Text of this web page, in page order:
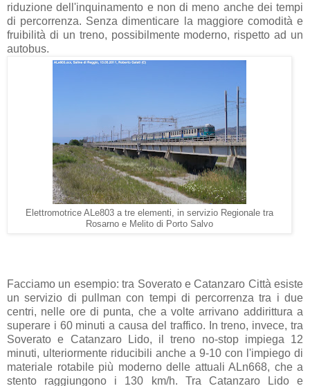
riduzione dell'inquinamento e non di meno anche dei tempi
di percorrenza. Senza dimenticare la maggiore comodità e
fruibilità di un treno, possibilmente moderno, rispetto ad un
autobus.
Elettromotrice ALe803 a tre elementi, in servizio Regionale tra
Rosarno e Melito di Porto Salvo
Facciamo un esempio: tra Soverato e Catanzaro Città esiste
un servizio di pullman con tempi di percorrenza tra i due
centri, nelle ore di punta, che a volte arrivano addirittura a
superare i 60 minuti a causa del traffico. In treno, invece, tra
Soverato e Catanzaro Lido, il treno no-stop impiega 12
minuti, ulteriormente riducibili anche a 9-10 con l'impiego di
materiale rotabile più moderno delle attuali ALn668, che a
stento raggiungono i 130 km/h. Tra Catanzaro Lido e